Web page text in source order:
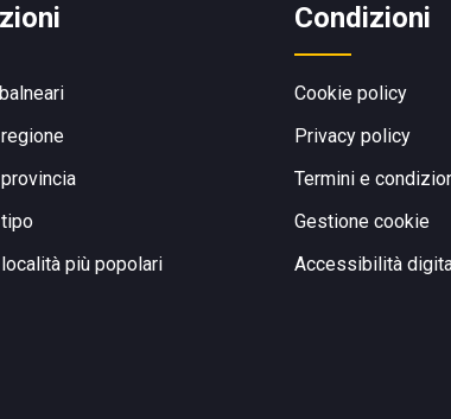
più popolari
Condizioni
Cookie policy
Privacy policy
Termini e
Gestione cookie
Accessibilità